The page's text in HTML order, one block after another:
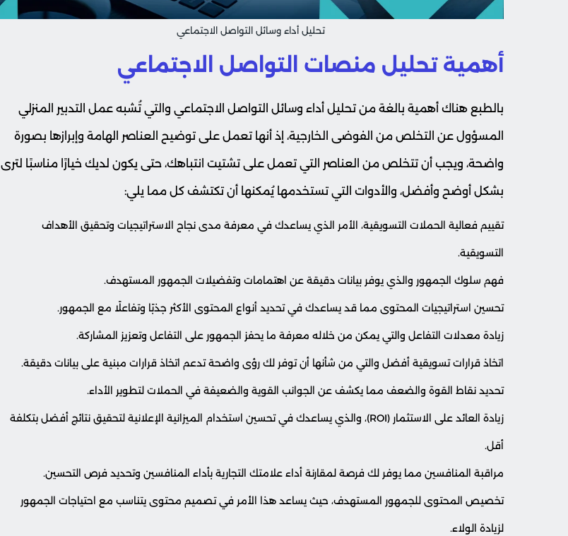
تحليل أداء وسائل التواصل الاجتماعي
أهمية تحليل منصات التواصل الاجتماعي
بالطبع هناك أهمية بالغة من تحليل أداء وسائل التواصل الاجتماعي والتي تُشبه عمل التدبير المنزلي
المسؤول عن التخلص من الفوضى الخارجية، إذ أنها تعمل على توضيح العناصر الهامة وإبرازها بصورة
واضحة، ويجب أن تتخلص من العناصر التي تعمل على تشتيت انتباهك، حتى يكون لديك خيارًا مناسبًا لترى
بشكل أوضح وأفضل، والأدوات التي تستخدمها يُمكنها أن تكتشف كل مما يلي:
تقييم فعالية الحملات التسويقية، الأمر الذي يساعدك في معرفة مدى نجاح الاستراتيجيات وتحقيق الأهداف
التسويقية.
فهم سلوك الجمهور والذي يوفر بيانات دقيقة عن اهتمامات وتفضيلات الجمهور المستهدف.
تحسين استراتيجيات المحتوى مما قد يساعدك في تحديد أنواع المحتوى الأكثر جذبًا وتفاعلًا مع الجمهور.
زيادة معدلات التفاعل والتي يمكن من خلاله معرفة ما يحفز الجمهور على التفاعل وتعزيز المشاركة.
اتخاذ قرارات تسويقية أفضل والتي من شأنها أن توفر لك رؤى واضحة تدعم اتخاذ قرارات مبنية على بيانات دقيقة.
تحديد نقاط القوة والضعف مما يكشف عن الجوانب القوية والضعيفة في الحملات لتطوير الأداء.
زيادة العائد على الاستثمار (ROI)، والذي يساعدك في تحسين استخدام الميزانية الإعلانية لتحقيق نتائج أفضل بتكلفة
أقل.
مراقبة المنافسين مما يوفر لك فرصة لمقارنة أداء علامتك التجارية بأداء المنافسين وتحديد فرص التحسين.
تخصيص المحتوى للجمهور المستهدف، حيث يساعد هذا الأمر في تصميم محتوى يتناسب مع احتياجات الجمهور
لزيادة الولاء.